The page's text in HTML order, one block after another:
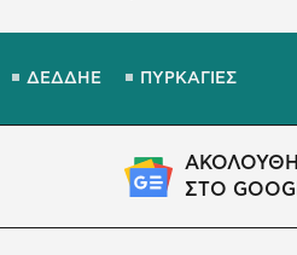
ΔΕΔΔΗΕ ΠΥΡΚΑΓΙΕΣ
ΣΤΟ